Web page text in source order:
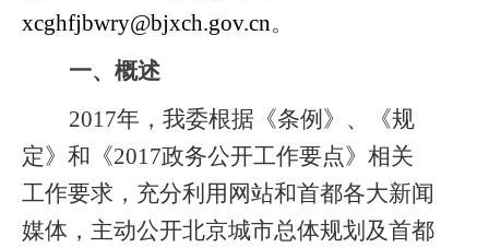
xcghfjbwry@bjxch.gov.cn。
一、概述
2017年，我委根据《条例》、《规
定》和《2017政务公开工作要点》相关
工作要求，充分利用网站和首都各大新闻
媒体，主动公开北京城市总体规划及首都